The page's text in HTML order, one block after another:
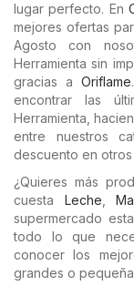
lugar perfecto. En
mejores ofertas
Agosto con
Herramienta sin
gracias a Oriflame
encontrar las
Herramienta,
entre nuestros
descuento en
¿Quieres más
cuesta Leche ,
supermercado
todo lo que
conocer los
grandes o